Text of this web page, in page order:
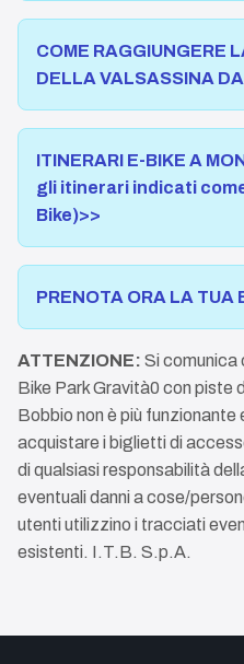
COME RAGGIUNGERE
DELLA VALSASSINA
ITINERARI E-BIKE A
gli itinerari indicati
Bike)>>
PRENOTA ORA LA TUA
ATTENZIONE: Si comunica
Bike Park Gravità0 con piste
Bobbio non è più funzionante
acquistare i biglietti di
di qualsiasi responsabilità
eventuali danni a cose/
utenti utilizzino i tracciati
esistenti. I.T.B. S.p.A.